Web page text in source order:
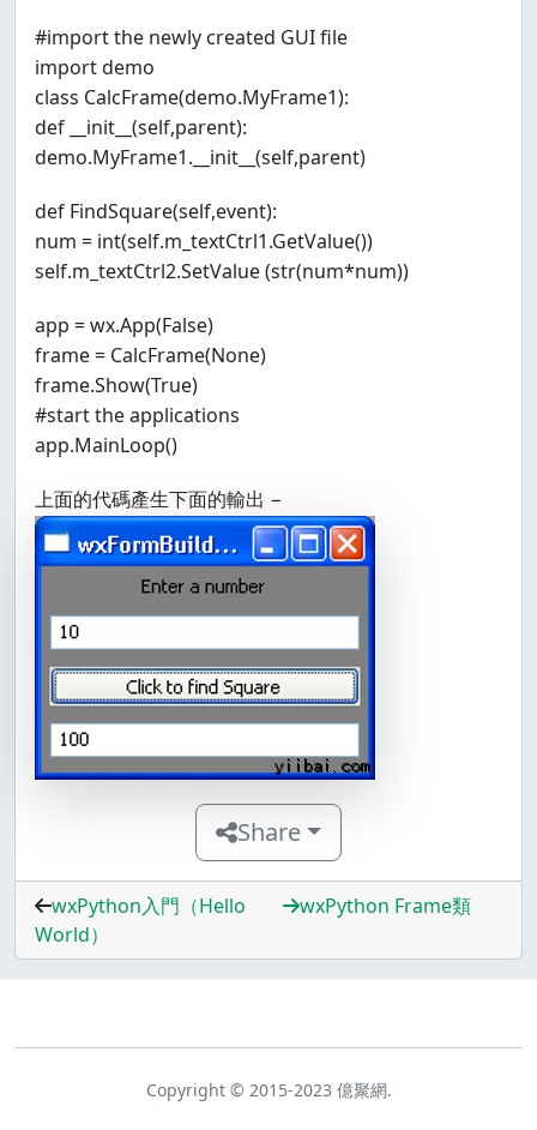
#import the newly created GUI file
import demo
class CalcFrame(demo.MyFrame1):
def __init__(self,parent):
demo.MyFrame1.__init__(self,parent)
def FindSquare(self,event):
num = int(self.m_textCtrl1.GetValue())
self.m_textCtrl2.SetValue (str(num*num))
app = wx.App(False)
frame = CalcFrame(None)
frame.Show(True)
#start the applications
app.MainLoop()
上面的代碼產生下面的輸出 −
Share
wxPython入門（Hello
World）
wxPython Frame類
Copyright © 2015-2023 億聚網.